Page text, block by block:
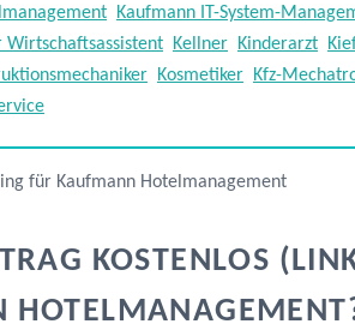
Kaufmann IT-System-
Wirtschaftsassistent
Kellner Kinderarzt
Kosmetiker Kfz-
KOSTENLOS